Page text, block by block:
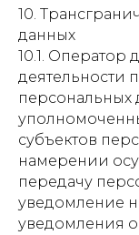
10.
данных
10.1. Оператор
деятельности
персональных
субъектов
намерении
передачу
уведомление
уведомления